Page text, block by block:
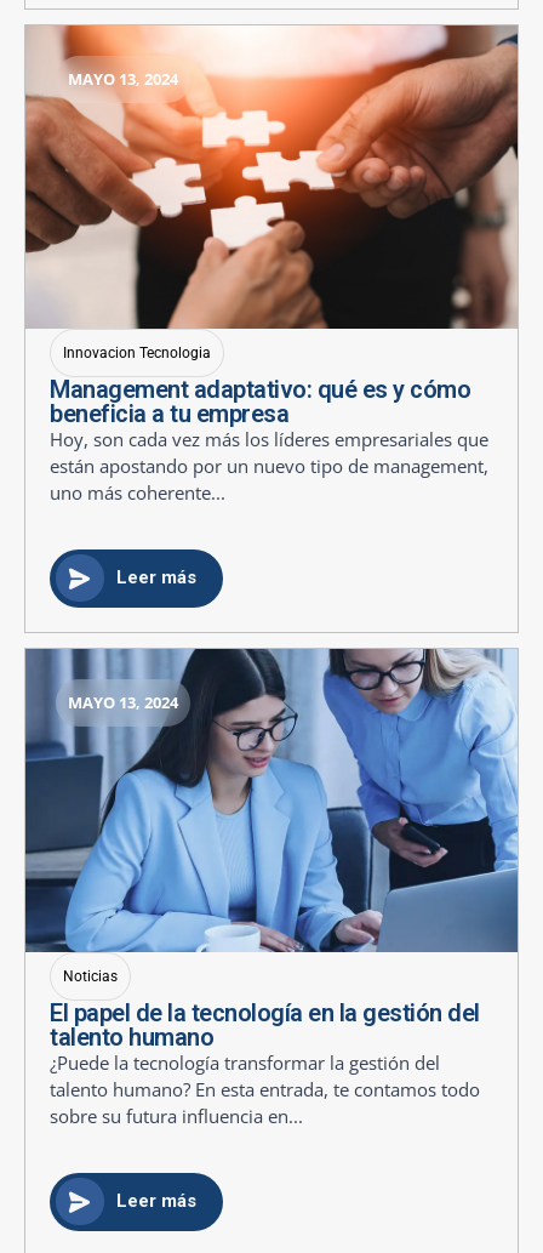
MAYO 13, 2024
Innovacion Tecnologia
Management adaptativo: qué es y cómo
beneficia a tu empresa
Hoy, son cada vez más los líderes empresariales que
están apostando por un nuevo tipo de management,
uno más coherente...
Leer más
MAYO 13, 2024
Noticias
El papel de la tecnología en la gestión del
talento humano
¿Puede la tecnología transformar la gestión del
talento humano? En esta entrada, te contamos todo
sobre su futura influencia en...
Leer más